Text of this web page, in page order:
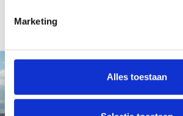
Marketing
Alles toestaan